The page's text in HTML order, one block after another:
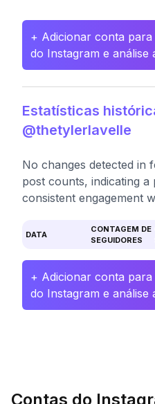
+ Adicionar conta
do Instagram e análise
Estatísticas
@thetylerlavelle
No changes detected in
post counts, indicating
consistent engagement
DATA
CONTAGEM DE
SEGUIDORES
+ Adicionar conta
do Instagram e análise
Contas do